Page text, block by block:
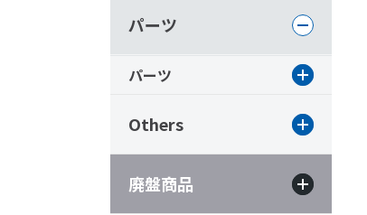
パーツ
パーツ
Others
廃盤商品